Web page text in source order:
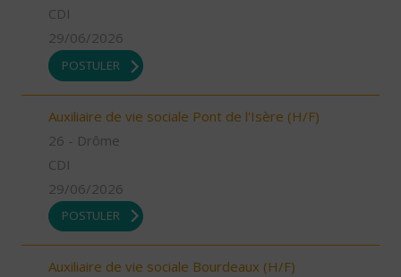
CDI
29/06/2026
POSTULER
Auxiliaire de vie sociale Pont de l'Isère (H/F)
26 - Drôme
CDI
29/06/2026
POSTULER
Auxiliaire de vie sociale Bourdeaux (H/F)